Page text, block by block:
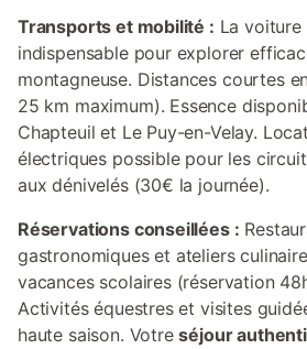
Transports et mobilité : La voiture
indispensable pour explorer
montagneuse. Distances courtes
25 km maximum). Essence
Chapteuil et Le Puy-en-Velay.
électriques possible pour les
aux dénivelés (30€ la journée).
Réservations conseillées :
gastronomiques et ateliers
vacances scolaires (réservation
Activités équestres et visites
haute saison. Votreséjour